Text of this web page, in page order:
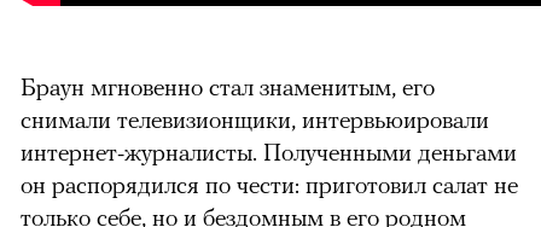
Браун мгновенно стал знаменитым, его
снимали телевизионщики, интервьюировали
интернет-журналисты. Полученными деньгами
он распорядился по чести: приготовил салат не
только себе, но и бездомным в его родном